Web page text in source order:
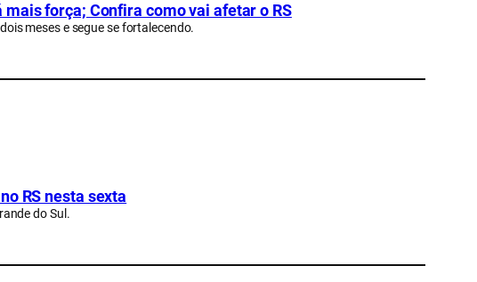
força; Confira como vai afetar o RS
meses e segue se fortalecendo.
RS nesta sexta
do Sul.